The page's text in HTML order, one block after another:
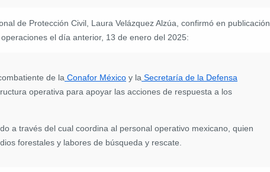
de Protección Civil, Laura Velázquez Alzúa, confirmó en publicación
el día anterior, 13 de enero del 2025:
de la Conafor México y la Secretaría de la Defensa
operativa para apoyar las acciones de respuesta a los
a través del cual coordina al personal operativo mexicano, quien
forestales y labores de búsqueda y rescate.